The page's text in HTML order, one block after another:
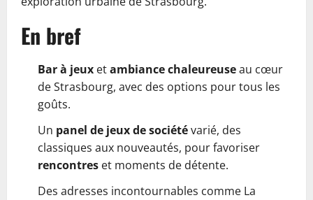
En bref
Bar à jeux etambiance chaleureuseau cœur
de Strasbourg, avec des options pour tous les
goûts.
Un panel de jeux de sociétévarié, des
classiques aux nouveautés, pour favoriser
rencontres et moments de détente.
Des adresses incontournables comme La